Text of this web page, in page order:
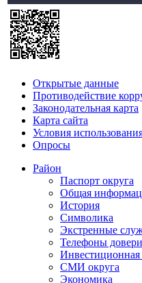
Открытые данные
Противодействие
Законодательная карта
Карта сайта
Условия
Опросы
Район
Паспорт округа
Общая
История
Символика
Экстренные
Телефоны
Инвестиционная
СМИ округа
Экономика